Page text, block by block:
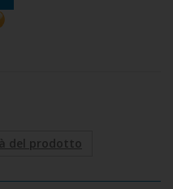
del prodotto